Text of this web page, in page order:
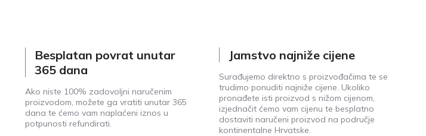
Besplatan povrat unutar
365 dana
Ako niste 100% zadovoljni naručenim
proizvodom, možete ga vratiti unutar 365
dana te ćemo vam naplaćeni iznos u
potpunosti refundirati.
Jamstvo najniže cijene
Surađujemo direktno s proizvođačima te se
trudimo ponuditi najniže cijene. Ukoliko
pronađete isti proizvod s nižom cijenom,
izjednačit ćemo vam cijenu te besplatno
dostaviti naručeni proizvod na područje
kontinentalne Hrvatske.